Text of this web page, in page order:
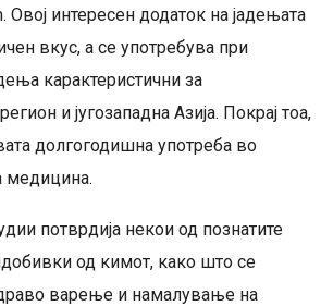
Овој интересен додаток на јадењата
вкус, а се употребува при
карактеристични за
и југозападна Азија. Покрај тоа,
долгогодишна употреба во
медицина.
потврдија некои од познатите
од кимот, како што се
варење и намалување на